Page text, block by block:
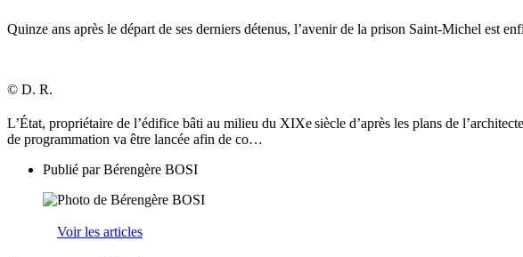
Quinze ans après le départ de ses derniers détenus, l’avenir de la prison Saint-Michel est
© D. R.
L’État, propriétaire de l’édifice bâti au milieu du XIXesiècle d’après les plans de
de programmation va être lancée afin de co…
Publié parBérengère BOSI
Voir les articles